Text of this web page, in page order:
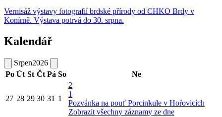
Vernisáž výstavy fotografií brdské přírody od CHKO Brdy v
Konírně. Výstava potrvá do 30. srpna.
Kalendář
Srpen2026
Po Út St Čt Pá So Ne
27 28 29 30 31 1
2
1
Pozvánka na pouť Porcinkule v Hořovicích
Zobrazit všechny záznamy ze dne